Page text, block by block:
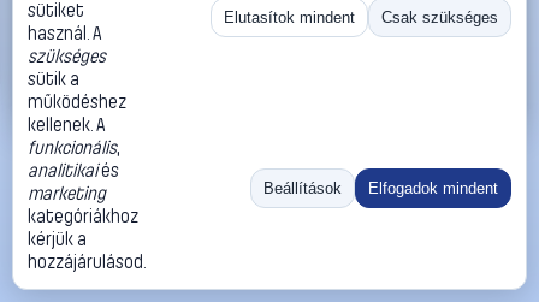
kwb
4 790 Ft
Kosárba
«
Méret:
Rendezés:
©2026
ThermoScope
Cégbemutató
sütiket
használ. A
szükséges
sütik a
működéshez
kellenek. A
funkcionális,
analitikaiés
marketing
kategóriákhoz
kérjük a
hozzájárulásod.
Elutasítok mindent Csak szükséges
Beállítások Elfogadok mindent